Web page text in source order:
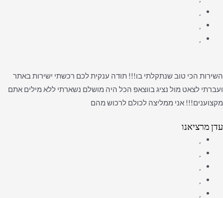
השירות הכי טוב שנתקלתי בו!!! תודה ענקית לכם רכשתי ישירות באתר
ועברתי לצאט מול נציג בווצאפ הכל היה מושלם נשארתי ללא מילים אתם
מקצוענים!!! אני ממליצה לכולם לרכוש מהם
עדן מרציאנו